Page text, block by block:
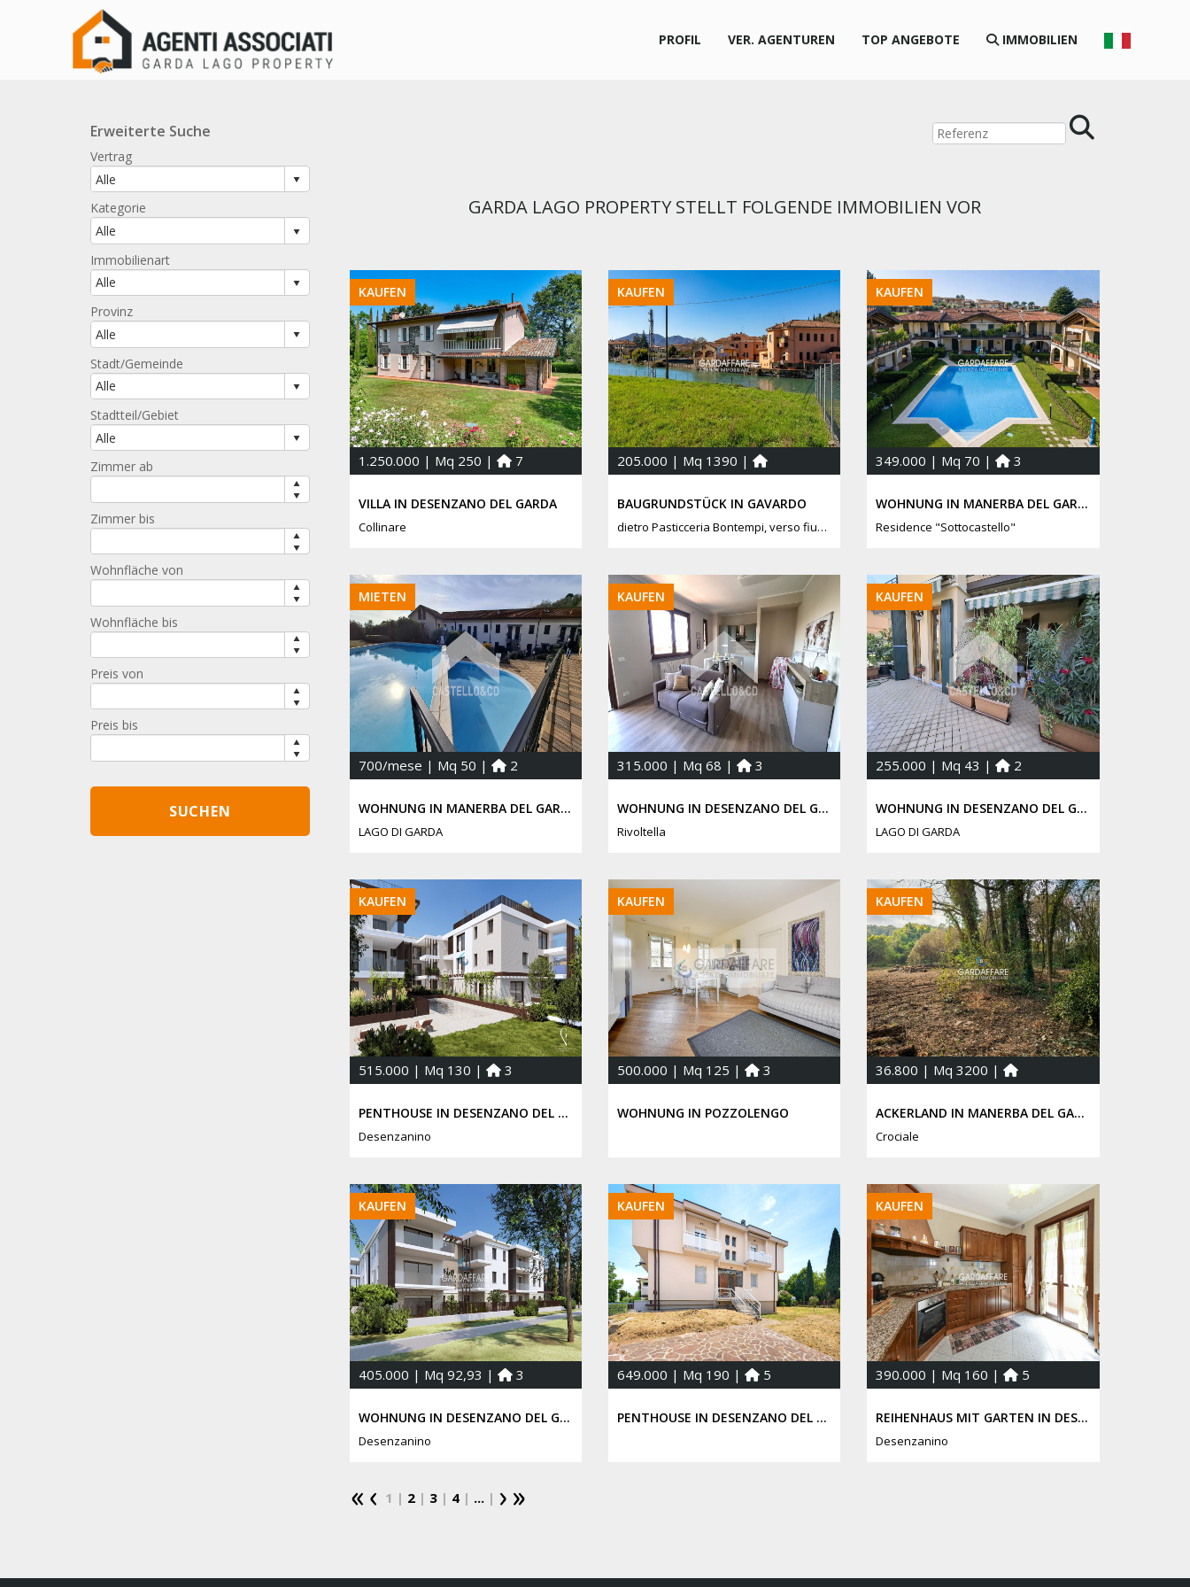
PROFIL VER. AGENTUREN TOP ANGEBOTE IMMOBILIEN
GARDA LAGO PROPERTY STELLT FOLGENDE IMMOBILIEN VOR
KAUFEN
1.250.000 | Mq 250 | 7
VILLA IN DESENZANO DEL GARDA
Collinare
KAUFEN
205.000 | Mq 1390 |
BAUGRUNDSTÜCK IN GAVARDO
dietro Pasticceria Bontempi, verso fiume Chiese
KAUFEN
349.000 | Mq 70 | 3
WOHNUNG IN MANERBA DEL GARDA
Residence "Sottocastello"
MIETEN
700/mese | Mq 50 | 2
WOHNUNG IN MANERBA DEL GARDA
LAGO DI GARDA
KAUFEN
315.000 | Mq 68 | 3
WOHNUNG IN DESENZANO DEL GARDA
Rivoltella
KAUFEN
255.000 | Mq 43 | 2
WOHNUNG IN DESENZANO DEL GARDA
LAGO DI GARDA
KAUFEN
515.000 | Mq 130 | 3
PENTHOUSE IN DESENZANO DEL GARDA
Desenzanino
KAUFEN
500.000 | Mq 125 | 3
WOHNUNG IN POZZOLENGO
KAUFEN
36.800 | Mq 3200 |
ACKERLAND IN MANERBA DEL GARDA
Crociale
KAUFEN
405.000 | Mq 92,93 | 3
WOHNUNG IN DESENZANO DEL GARDA
Desenzanino
KAUFEN
649.000 | Mq 190 | 5
PENTHOUSE IN DESENZANO DEL GARDA
KAUFEN
390.000 | Mq 160 | 5
REIHENHAUS MIT GARTEN IN DESENZANO DEL GARDA
Desenzanino
1 | 2| 3| 4| ... |
Erweiterte Suche
Vertrag
Kategorie
Immobilienart
Provinz
Stadt/Gemeinde
Stadtteil/Gebiet
Zimmer ab
Zimmer bis
Wohnfläche von
Wohnfläche bis
Preis von
Preis bis